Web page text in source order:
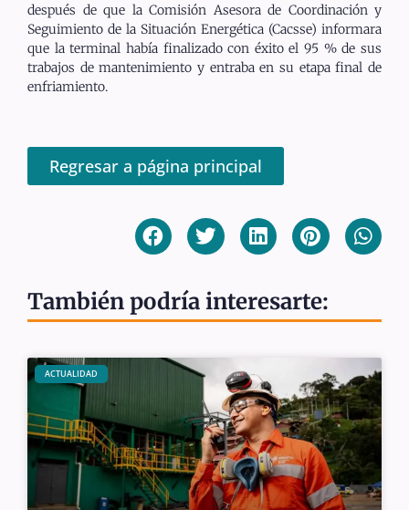
después de que la Comisión Asesora de Coordinación y
Seguimiento de la Situación Energética (Cacsse) informara
que la terminal había finalizado con éxito el 95 % de sus
trabajos de mantenimiento y entraba en su etapa final de
enfriamiento.
Regresar a página principal
También podría interesarte:
ACTUALIDAD